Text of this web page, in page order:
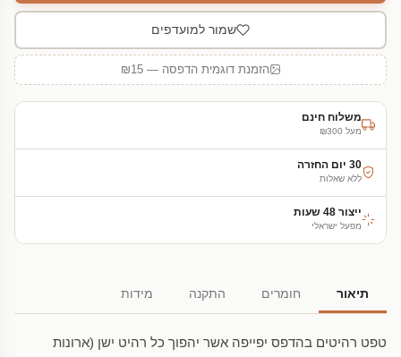
שמור למועדפים
הזמנת דוגמית הדפסה — ₪15
משלוח חינם
מעל ₪300
30 יום החזרה
ללא שאלות
ייצור 48 שעות
מפעל ישראלי
תיאור חומרים התקנה מידות
טפט רהיטים בהדפס יפייפה אשר יהפוך כל רהיט ישן (ארונות